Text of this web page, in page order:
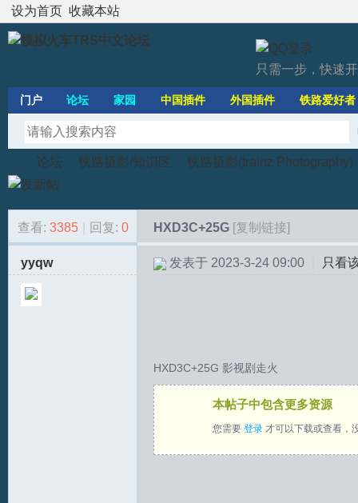
设为首页 收藏本站
只需一步，快速
门户 论坛 家园 中国插件 外国插件 铁路爱好者
模»
论坛
›
铁路摄影/知识区
›
铁路摄影(trainz Photography)
查看: 3385 回复: 0 HXD3C+25G [复制链接]
yyqw 发表于 2023-3-24 09:00 只看
HXD3C+25G 影视剧走火
本帖子中包含更多资源
您需要 登录 才可以下载或查看，